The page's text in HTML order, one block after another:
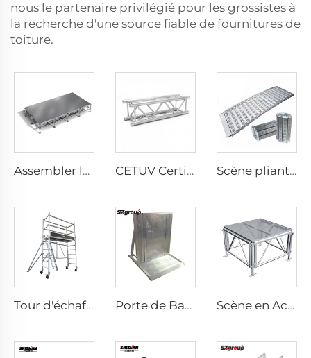
nous le partenaire privilégié pour les grossistes à
la recherche d'une source fiable de fournitures de
toiture.
Assembler la scène CETUV Certifié - Tube d'aluminium allié à emboîtement rapide avec broche pour structures d'événements et concerts Scène pliante mobile en alliage, scène pliante pour événements avec escalier et rampe
Tour d'échafaudage en aluminium Porte de Barrière en Aluminium Scène en Acrylique